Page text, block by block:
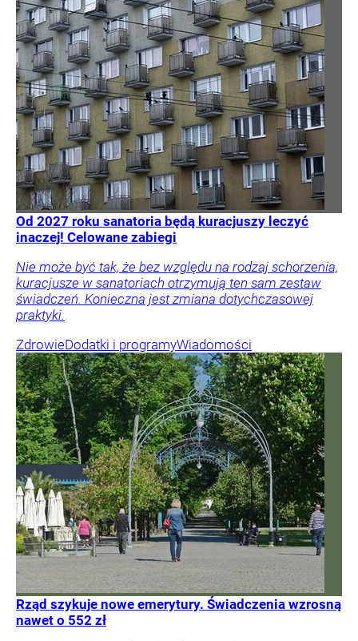
Od 2027 roku sanatoria będą kuracjuszy leczyć
inaczej! Celowane zabiegi
Nie może być tak, że bez względu na rodzaj schorzenia,
kuracjusze w sanatoriach otrzymują ten sam zestaw
świadczeń. Konieczna jest zmiana dotychczasowej
praktyki.
ZdrowieDodatki i programyWiadomości
Rząd szykuje nowe emerytury. Świadczenia wzrosną
nawet o 552 zł